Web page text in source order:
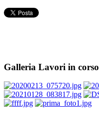
Galleria Lavori in corso